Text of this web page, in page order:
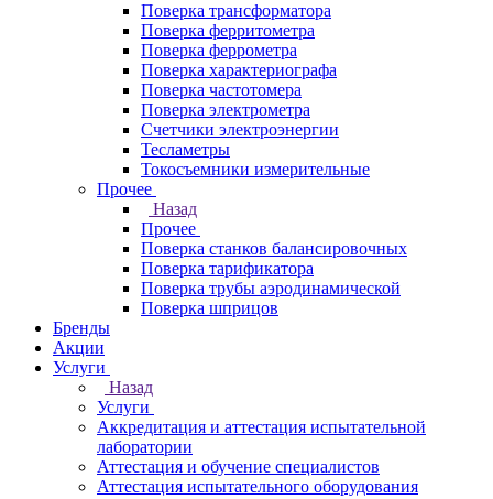
Поверка трансформатора
Поверка ферритометра
Поверка феррометра
Поверка характериографа
Поверка частотомера
Поверка электрометра
Счетчики электроэнергии
Тесламетры
Токосъемники измерительные
Прочее
Назад
Прочее
Поверка станков балансировочных
Поверка тарификатора
Поверка трубы аэродинамической
Поверка шприцов
Бренды
Акции
Услуги
Назад
Услуги
Аккредитация и аттестация испытательной
лаборатории
Аттестация и обучение специалистов
Аттестация испытательного оборудования